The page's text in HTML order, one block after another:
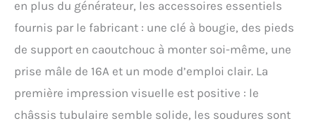
et ne nécessite pas de
compétences
supplémentaires. Le
voltmètre sur le panneau
indique la tension dans la
plage de 0 à 300 V. Cela
permet de surveiller la
tension de sortie du
en plus du générateur, les accessoires essentiels
fournis par le fabricant : une clé à bougie, des pieds
de support en caoutchouc à monter soi-même, une
prise mâle de 16A et un mode d’emploi clair. La
première impression visuelle est positive : le
châssis tubulaire semble solide, les soudures sont